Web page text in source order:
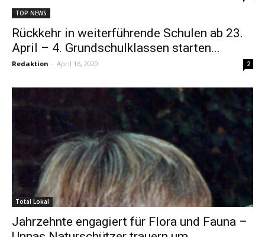
TOP NEWS
Rückkehr in weiterführende Schulen ab 23.
April – 4. Grundschulklassen starten...
Redaktion - April 16, 2020 2
Total Lokal
Jahrzehnte engagiert für Flora und Fauna –